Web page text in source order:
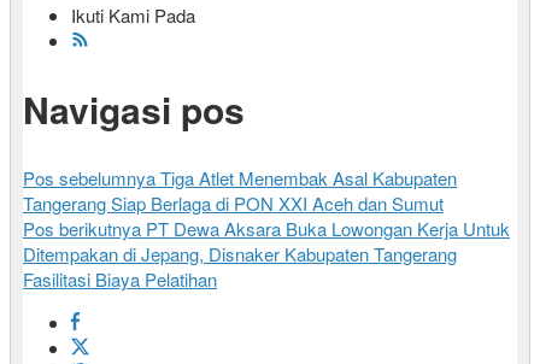
Ikuti Kami Pada
Navigasi pos
Pos sebelumnyaTiga Atlet Menembak Asal Kabupaten
Tangerang Siap Berlaga di PON XXI Aceh dan Sumut
Pos berikutnya PT Dewa Aksara Buka Lowongan Kerja Untuk
Ditempakan di Jepang, Disnaker Kabupaten Tangerang
Fasilitasi Biaya Pelatihan